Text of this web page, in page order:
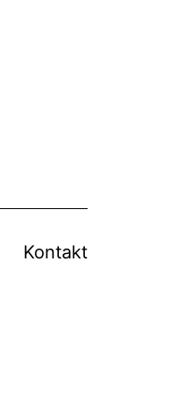
Kontakt